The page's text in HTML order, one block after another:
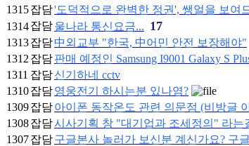
1315잡담'도덕적으로 완벽한 정권', 쌩얼을 보여
1314잡담울나라 통신요금... 17
1313잡담中외교부 "한국, 中어민 안전 보장해야"
1312 잡담판매 예정인 Samsung I9001 Galaxy S
1311 잡담신기하네 cctv
1310잡담영웅전기 하시는분 있나염?
1309잡담아이폰 동작온도 관련 의문점 (비방글
1308잡담시사기획 창 "대기업과 조세정의" 라는
1307잡담구글본사 놀러가 보신분 계신가요? 구